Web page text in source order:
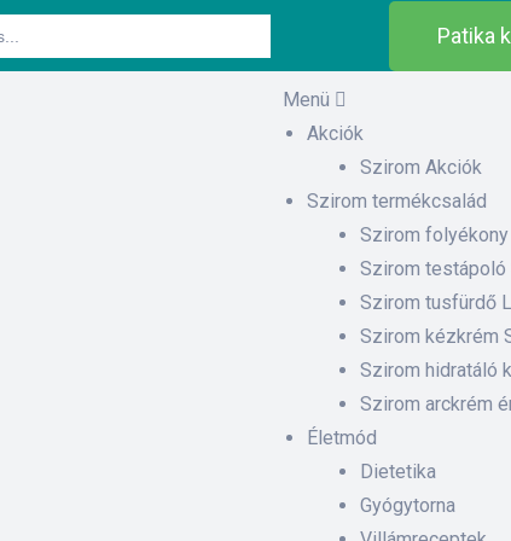
Patika
Menü
Akciók
Szirom Akciók
Szirom termékcsalád
Szirom
Szirom testápoló
Szirom tusfürdő
Szirom kézkrém
Szirom hidratáló
Szirom arckrém
Életmód
Dietetika
Gyógytorna